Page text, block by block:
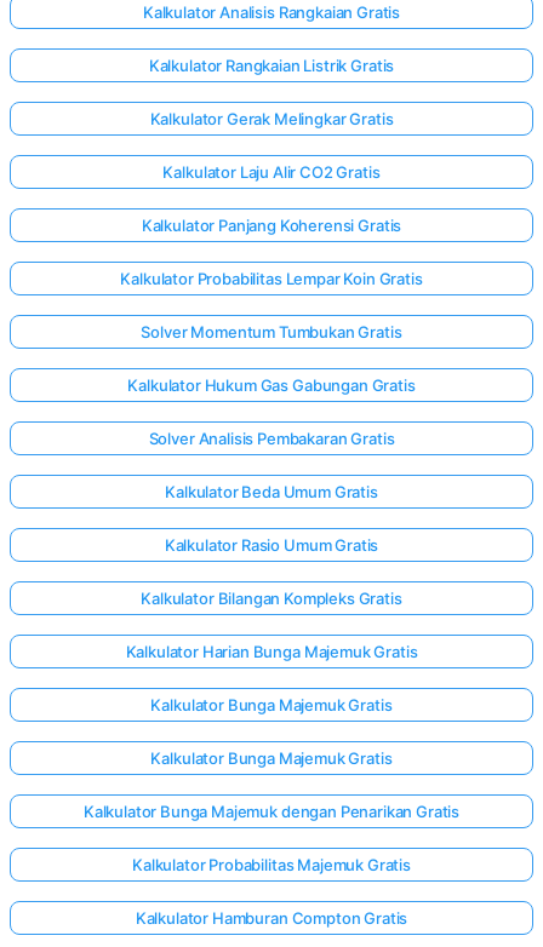
Kalkulator Analisis Rangkaian Gratis
Kalkulator Rangkaian Listrik Gratis
Kalkulator Gerak Melingkar Gratis
Kalkulator Laju Alir CO2 Gratis
Kalkulator Panjang Koherensi Gratis
Kalkulator Probabilitas Lempar Koin Gratis
Solver Momentum Tumbukan Gratis
Kalkulator Hukum Gas Gabungan Gratis
Solver Analisis Pembakaran Gratis
Kalkulator Beda Umum Gratis
Kalkulator Rasio Umum Gratis
Kalkulator Bilangan Kompleks Gratis
Kalkulator Harian Bunga Majemuk Gratis
Kalkulator Bunga Majemuk Gratis
Kalkulator Bunga Majemuk Gratis
Kalkulator Bunga Majemuk dengan Penarikan Gratis
Kalkulator Probabilitas Majemuk Gratis
Kalkulator Hamburan Compton Gratis